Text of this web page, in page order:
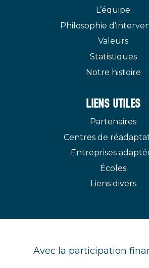
L’équipe
Philosophie
Valeurs
Statistiques
Notre histoire
LIENS UTILES
Partenaires
Centres de
Entreprises
Écoles
Liens divers
Avec la participation